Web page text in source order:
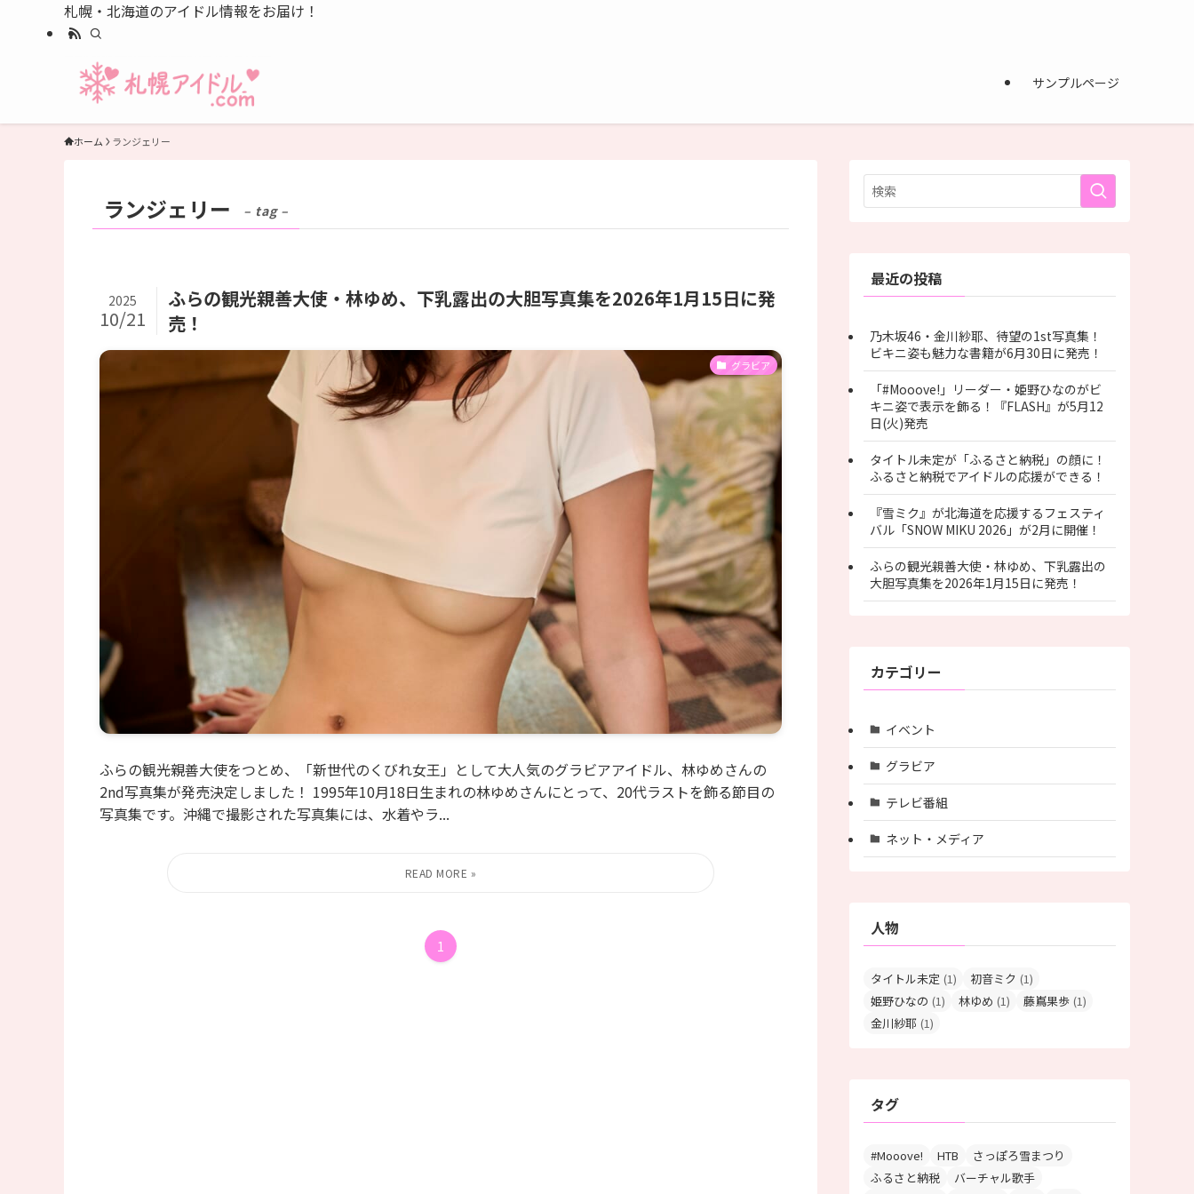
札幌・北海道のアイドル情報をお届け！
サンプルページ
ホーム ランジェリー
ランジェリー – tag –
ふらの観光親善大使・林ゆめ、下乳露出の大胆写真集を2026年1月15日に発
売！
2025
10/21
グラビア
ふらの観光親善大使をつとめ、「新世代のくびれ女王」として大人気のグラビアアイドル、林ゆめさんの
2nd写真集が発売決定しました！ 1995年10月18日生まれの林ゆめさんにとって、20代ラストを飾る節目の
写真集です。沖縄で撮影された写真集には、水着やラ...
1
最近の投稿
乃木坂46・金川紗耶、待望の1st写真集！
ビキニ姿も魅力な書籍が6月30日に発売！
「#Mooove!」リーダー・姫野ひなのがビ
キニ姿で表示を飾る！『FLASH』が5月12
日(火)発売
タイトル未定が「ふるさと納税」の顔に！
ふるさと納税でアイドルの応援ができる！
『雪ミク』が北海道を応援するフェスティ
バル「SNOW MIKU 2026」が2月に開催！
ふらの観光親善大使・林ゆめ、下乳露出の
大胆写真集を2026年1月15日に発売！
カテゴリー
イベント
グラビア
テレビ番組
ネット・メディア
人物
タイトル未定 (1) 初音ミク (1)
姫野ひなの (1) 林ゆめ (1) 藤嶌果歩 (1)
金川紗耶 (1)
タグ
#Mooove! HTB
さっぽろ雪まつり
ふるさと納税
バーチャル歌手